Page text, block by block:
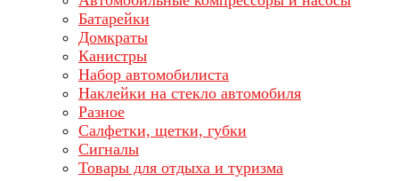
Батарейки
Домкраты
Канистры
Набор автомобилиста
Наклейки на стекло автомобиля
Разное
Салфетки, щетки, губки
Сигналы
Товары для отдыха и туризма